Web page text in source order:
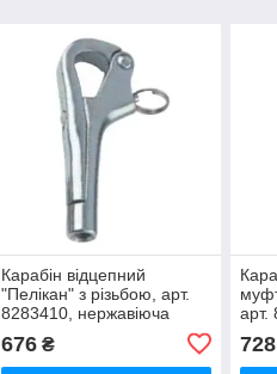
Карабін відцепний
"Пелікан" з різьбою, арт.
8283410, нержавіюча
676₴
арт.
728